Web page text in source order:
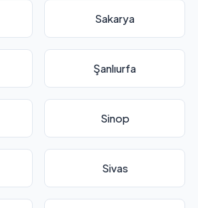
Sakarya
Şanlıurfa
Sinop
Sivas